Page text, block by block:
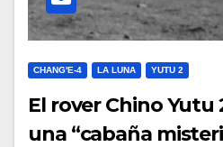
CHANG'E-4 LA LUNA YUTU 2
El rover Chino Yutu
una “cabaña